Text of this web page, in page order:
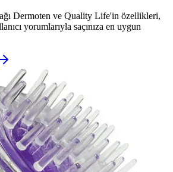
Dermoten ve Quality Life'in özellikleri,
yorumlarıyla saçınıza en uygun